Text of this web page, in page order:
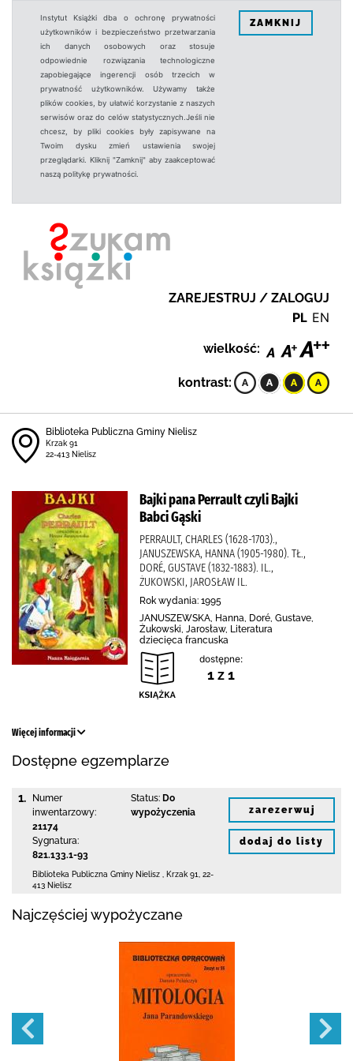
Instytut Książki dba o ochronę prywatności
użytkowników i bezpieczeństwo przetwarzania
ich danych osobowych oraz stosuje
odpowiednie rozwiązania technologiczne
zapobiegające ingerencji osób trzecich w
prywatność użytkowników. Używamy także
plików cookies, by ułatwić korzystanie z naszych
serwisów oraz do celów statystycznych.Jeśli nie
chcesz, by pliki cookies były zapisywane na
Twoim dysku zmień ustawienia swojej
przeglądarki. Kliknij "Zamknij" aby zaakceptować
naszą politykę prywatności.
ZAMKNIJ
ZAREJESTRUJ / ZALOGUJ
PL EN
wielkość:
kontrast:
Biblioteka Publiczna Gminy Nielisz
Krzak 91
22-413 Nielisz
Bajki pana Perrault czyli Bajki
Babci Gąski
PERRAULT, CHARLES (1628-1703).,
JANUSZEWSKA, HANNA (1905-1980). TŁ.,
DORÉ, GUSTAVE (1832-1883). IL.,
ŻUKOWSKI, JAROSŁAW IL.
Rok wydania: 1995
JANUSZEWSKA, Hanna, Doré, Gustave,
Żukowski, Jarosław, Literatura
dziecięca francuska
dostępne:
1 z 1
Więcej informacji
Dostępne egzemplarze
1.
Numer
inwentarzowy:
21174
Sygnatura:
821.133.1-93
Status: Do
wypożyczenia
Biblioteka Publiczna Gminy Nielisz Krzak 91
22-
413 Nielisz
zarezerwuj
dodaj do listy
Najczęściej wypożyczane